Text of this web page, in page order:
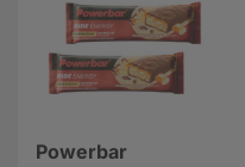
Powerbar